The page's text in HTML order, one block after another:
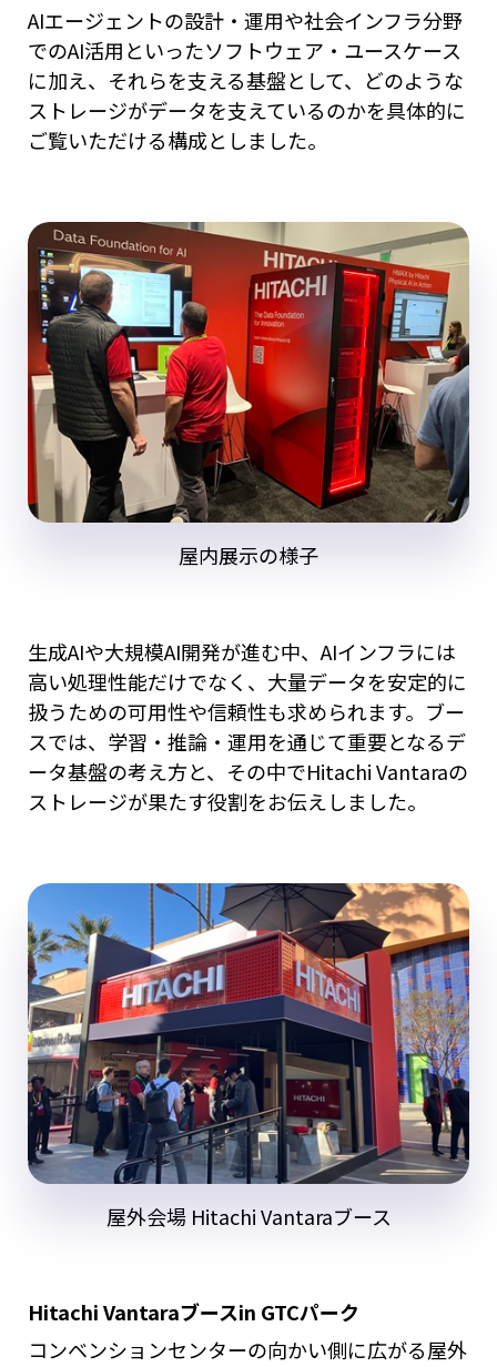
AIエージェントの設計・運用や社会インフラ分野
でのAI活用といったソフトウェア・ユースケース
に加え、それらを支える基盤として、どのような
ストレージがデータを支えているのかを具体的に
ご覧いただける構成としました。
屋内展示の様子
生成AIや大規模AI開発が進む中、AIインフラには
高い処理性能だけでなく、大量データを安定的に
扱うための可用性や信頼性も求められます。ブー
スでは、学習・推論・運用を通じて重要となるデ
ータ基盤の考え方と、その中でHitachi Vantaraの
ストレージが果たす役割をお伝えしました。
屋外会場 Hitachi Vantaraブース
Hitachi Vantaraブースin GTCパーク
コンベンションセンターの向かい側に広がる屋外